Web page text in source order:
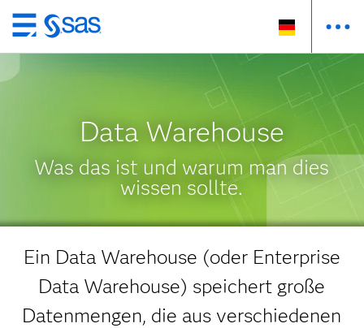
Zurück
zum
Data Warehouse
Was das ist und warum man dies
wissen sollte.
Ein Data Warehouse (oder Enterprise
Data Warehouse) speichert große
Datenmengen, die aus verschiedenen